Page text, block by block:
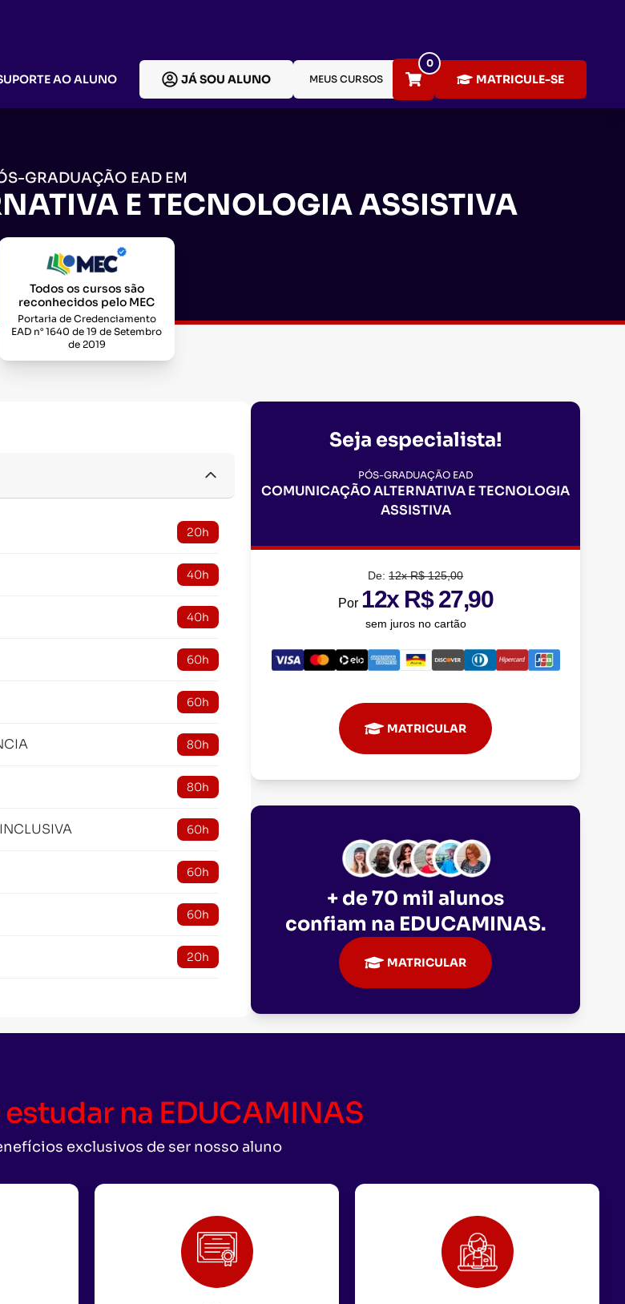
AO ALUNO JÁ SOU ALUNO MEUS CURSOS
0
MATRICULE-SE
GRADUAÇÃO EAD EM
E TECNOLOGIA ASSISTIVA
Todos os cursos são
reconhecidos pelo MEC
Portaria de Credenciamento
EAD n° 1640 de 19 de Setembro
de 2019
20h
40h
40h
60h
60h
80h
80h
60h
60h
60h
20h
Seja especialista!
PÓS-GRADUAÇÃO EAD
COMUNICAÇÃO ALTERNATIVA E TECNOLOGIA
ASSISTIVA
De:12x R$ 125,00
Por 12x R$ 27,90
sem juros no cartão
MATRICULAR
+ de 70 mil alunos
confiam na EDUCAMINAS.
MATRICULAR
na EDUCAMINAS
exclusivos de ser nosso aluno